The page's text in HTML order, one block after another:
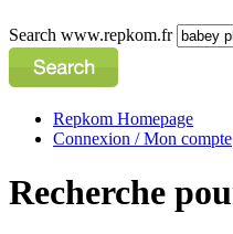
Search www.repkom.fr
Repkom Homepage
Connexion / Mon compte
Recherche